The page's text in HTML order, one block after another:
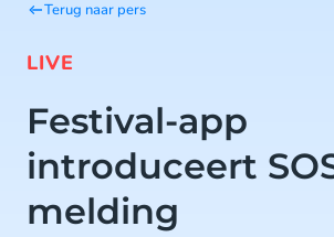
Terug naar pers
LIVE
Festival-app
introduceert
melding